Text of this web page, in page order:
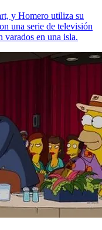
y Homero utiliza su
una serie de televisión
varados en una isla.